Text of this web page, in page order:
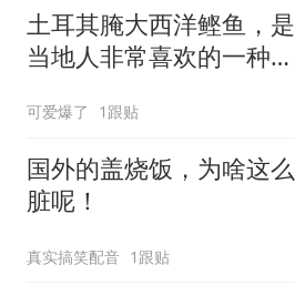
土耳其腌大西洋鲣鱼，是
当地人非常喜欢的一种美
可爱爆了 1跟贴
国外的盖烧饭，为啥这么
脏呢！
真实搞笑配音 1跟贴